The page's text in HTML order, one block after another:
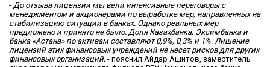
- До отзыва лицензии мы вели интенсивные переговоры с
менеджментом и акционерами по выработке мер, направленных на
стабилизацию ситуации в банках. Однако реальных мер
предложено и принято не было. Доля Казахбанка, Эксимбанка и
банка «Астана» по активам составляют 0,9%, 0,3% и 1%. Лишение
лицензий этих финансовых учреждений не несет рисков для других
финансовых организаций, - пояснил Айдар Ашитов, заместитель